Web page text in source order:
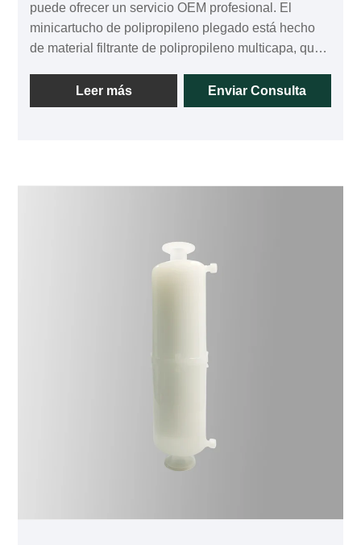
puede ofrecer un servicio OEM profesional. El
minicartucho de polipropileno plegado está hecho
de material filtrante de polipropileno multicapa, que
capas, maximizar la capacidad de retención de
suciedad del cartucho y prolongar la vida útil del
tamaños de poro están disponibles en 0,6 µm, 1,0
Leer más Enviar Consulta